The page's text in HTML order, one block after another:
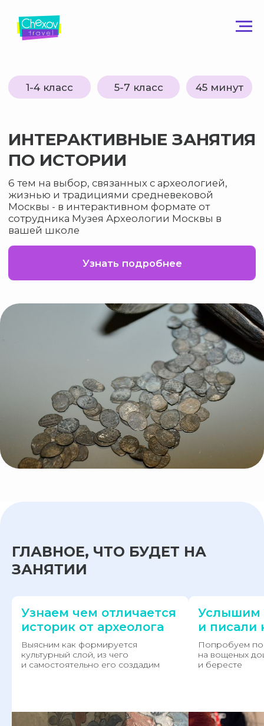
жизнью и традициями средневековой
Москвы - в интерактивном формате от
сотрудника Музея Археологии Москвы в
вашей школе
ИНТЕРАКТИВНЫЕ ЗАНЯТИЯ
Узнать подробнее
ГЛАВНОЕ, ЧТО БУДЕТ НА
ЗАНЯТИИ
Узнаем чем отличается
историк от археолога
Выясним как формируется
культурный слой, из чего
и самостоятельно его создадим
Услышим
и писали
Попробуем
на вощеных
и бересте